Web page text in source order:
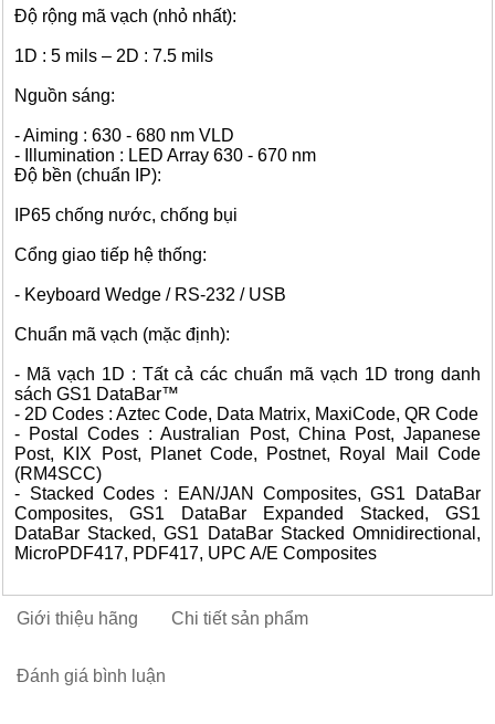
Độ rộng mã vạch (nhỏ nhất):
1D : 5 mils – 2D : 7.5 mils
Nguồn sáng:
- Aiming : 630 - 680 nm VLD
- Illumination : LED Array 630 - 670 nm
Độ bền (chuẩn IP):
IP65 chống nước, chống bụi
Cổng giao tiếp hệ thống:
- Keyboard Wedge / RS-232 / USB
Chuẩn mã vạch (mặc định):
- Mã vạch 1D : Tất cả các chuẩn mã vạch 1D trong danh
sách GS1 DataBar™
- 2D Codes : Aztec Code, Data Matrix, MaxiCode, QR Code
- Postal Codes : Australian Post, China Post, Japanese
Post, KIX Post, Planet Code, Postnet, Royal Mail Code
(RM4SCC)
- Stacked Codes : EAN/JAN Composites, GS1 DataBar
Composites, GS1 DataBar Expanded Stacked, GS1
DataBar Stacked, GS1 DataBar Stacked Omnidirectional,
MicroPDF417, PDF417, UPC A/E Composites
Giới thiệu hãng Chi tiết sản phẩm
Đánh giá bình luận